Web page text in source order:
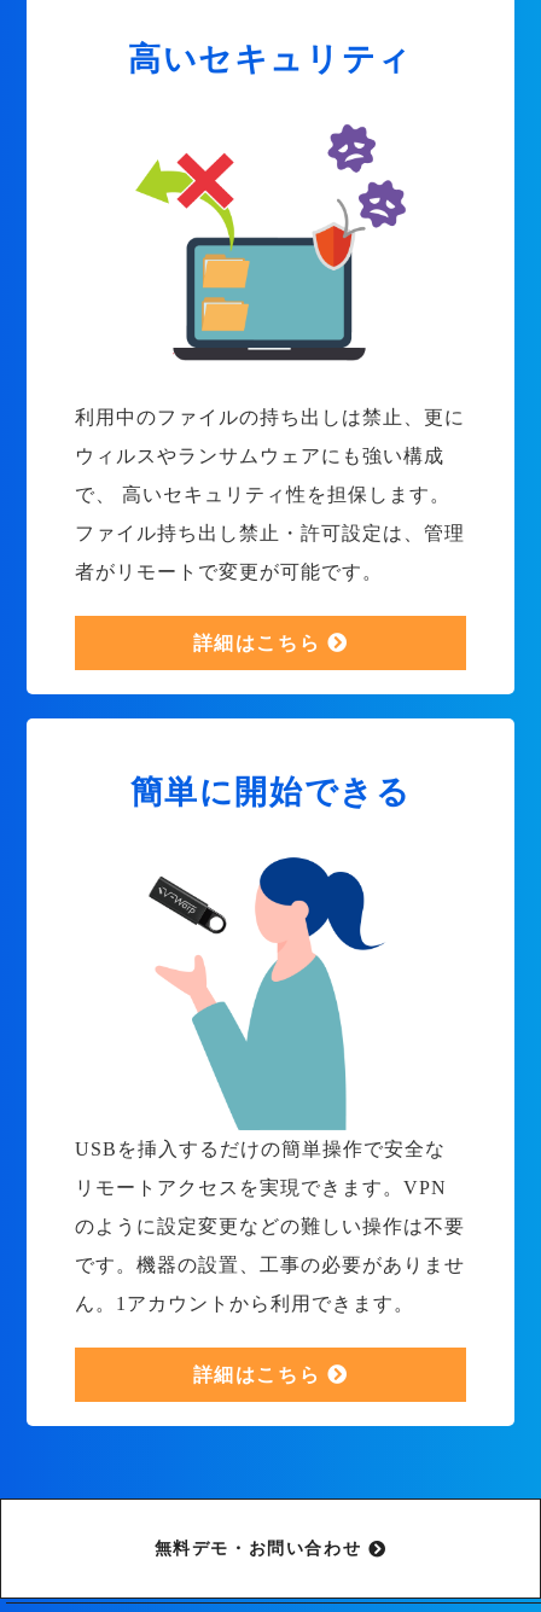
高いセキュリティ
利用中のファイルの持ち出しは禁止、更に
ウィルスやランサムウェアにも強い構成
で、 高いセキュリティ性を担保します。
ファイル持ち出し禁止・許可設定は、管理
者がリモートで変更が可能です。
詳細はこちら
簡単に開始できる
USBを挿入するだけの簡単操作で安全な
リモートアクセスを実現できます。VPN
のように設定変更などの難しい操作は不要
です。機器の設置、工事の必要がありませ
ん。1アカウントから利用できます。
詳細はこちら
無料デモ・お問い合わせ